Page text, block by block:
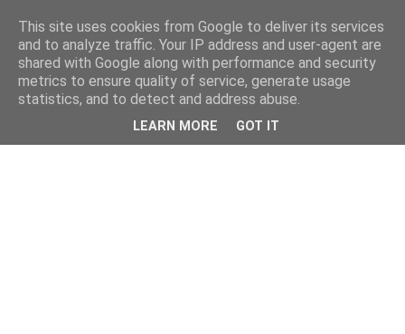
This site uses cookies from Google to deliver its services
and to analyze traffic. Your IP address and user-agent are
shared with Google along with performance and security
metrics to ensure quality of service, generate usage
statistics, and to detect and address abuse.
LEARN MORE GOT IT